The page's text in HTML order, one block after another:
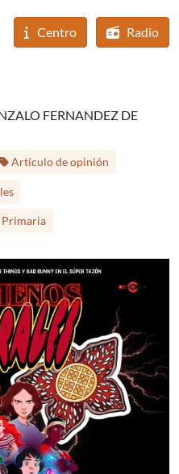
Centro Radio
FERNANDEZ DE
Artículo de opinión
Primaria